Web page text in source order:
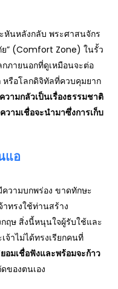
หันหลังกลับ พระศาสนจักร
” (Comfort Zone) ในรั้ว
ภายนอกที่ดูเหมือนจะต่อ
รือโลกดิจิทัลที่ควบคุมยาก
ความกลัวเป็นเรื่องธรรมชาติ
วามเชื่อจะนำมาซึ่งการเก็บ
แอ
วามบกพร่อง ขาดทักษะ
ทรงใช้ท่านสร้าง
ฤษ สิ่งนี้หนุนใจผู้รับใช้และ
าไม่ได้ทรงเรียกคนที่
อมเชื่อฟังและพร้อมจะก้าว
ของตนเอง